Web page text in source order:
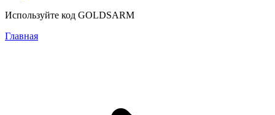
Используйте код GOLDSARM
Главная